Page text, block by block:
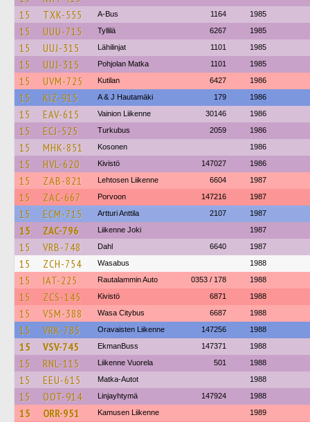
15 TXK-555 A-Bus 1164 1985
15 UUU-715 Tyllilä 6267 1985
15 UUJ-315 Lähilinjat 1101 1985
15 UUJ-315 Pohjolan Matka 1101 1985
15 UVM-725 Kutilan 6427 1986
15 KIZ-915 A & J Hautamäki 179 1986
15 EAV-615 Vainion Liikenne 30146 1986
15 ECJ-525 Turkubus 2059 1986
15 MHK-851 Kosonen 1986
15 HVL-620 Kivistö 147027 1986
15 ZAB-821 Lehtosen Liikenne 6604 1987
15 ZAC-667 Porvoon 147216 1987
15 ECM-715 Artturi Anttila 2107 1987
15 ZAC-796 Liikenne Joki 1987
15 VRB-748 Dahl 6640 1987
15 ZCH-754 Wasabus 1988
15 IAT-225 Rautalammin Auto 0353 / 178 1988
15 ZCS-145 Kivistö 6871 1988
15 VSM-388 Wasa Citybus 6687 1988
15 VRK-785 Oravaisten Liikenne 147256 1988
15 VSV-745 EkmanBuss 147371 1988
15 RNL-115 Liikenne Vuorela 501 1988
15 EEU-615 Matka-Autot 1988
15 OOT-914 Linjayhtymä 147924 1988
15 ORR-951 Kamusen Liikenne 1989